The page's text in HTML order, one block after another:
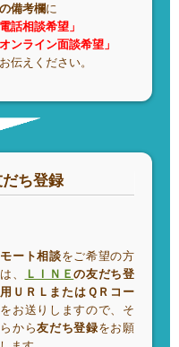
備考欄に
電話相談希望」
オンライン面談希望」
伝えください。
ち登録
ート相談をご希望の方
、
ＬＩＮＥの友だち登
ＵＲＬまたはＱＲコー
をお送りしますので、そ
から友だち登録をお願